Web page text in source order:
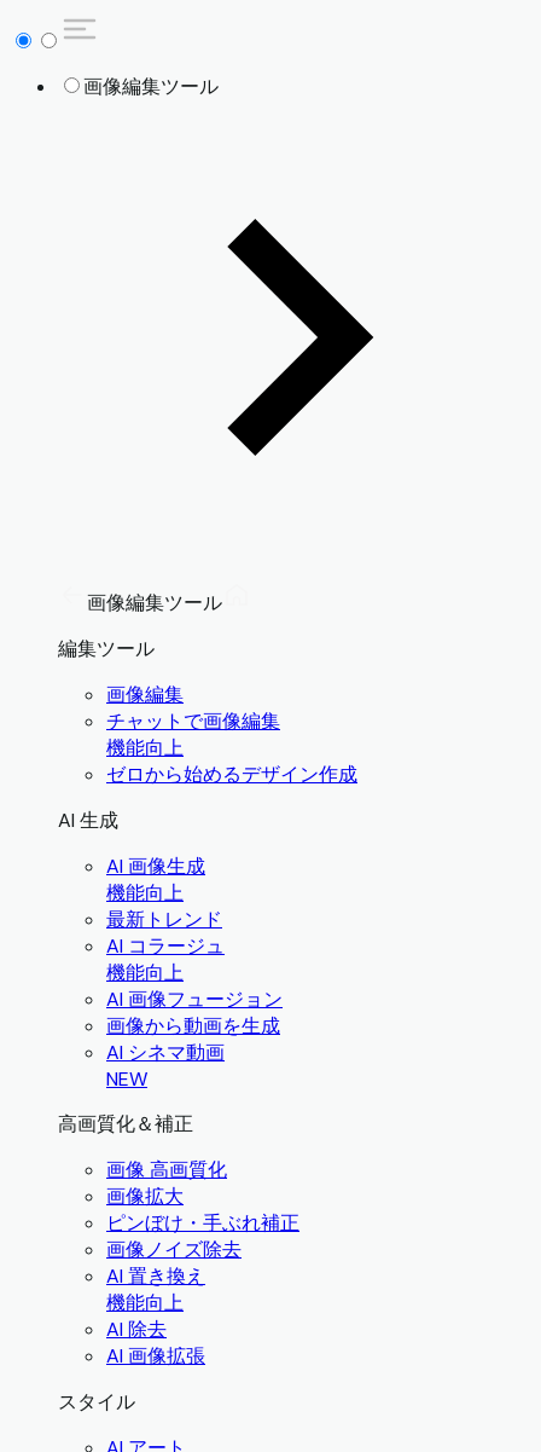
画像編集ツール
画像編集ツール
編集ツール
画像編集
チャットで画像編集
機能向上
ゼロから始めるデザイン作成
AI 生成
AI 画像生成
機能向上
最新トレンド
AI コラージュ
機能向上
AI 画像フュージョン
画像から動画を生成
AI シネマ動画
NEW
高画質化＆補正
画像 高画質化
画像拡大
ピンぼけ・手ぶれ補正
画像ノイズ除去
AI 置き換え
機能向上
AI 除去
AI 画像拡張
スタイル